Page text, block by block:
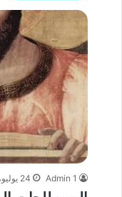
Admin 1 24 يوليو، 2013